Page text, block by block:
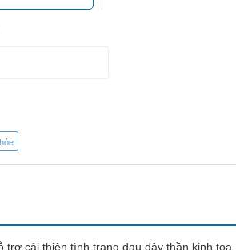
cải thiện tình trạng đau dây thần kinh